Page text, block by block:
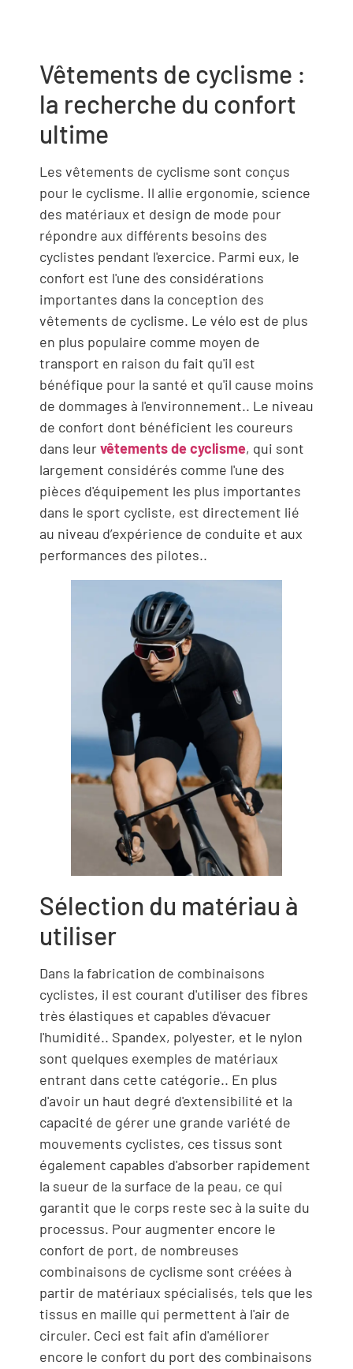
Vêtements de cyclisme :
la recherche du confort
ultime
Les vêtements de cyclisme sont conçus
pour le cyclisme. Il allie ergonomie, science
des matériaux et design de mode pour
répondre aux différents besoins des
cyclistes pendant l'exercice. Parmi eux, le
confort est l'une des considérations
importantes dans la conception des
vêtements de cyclisme. Le vélo est de plus
en plus populaire comme moyen de
transport en raison du fait qu'il est
bénéfique pour la santé et qu'il cause moins
de dommages à l'environnement.. Le niveau
de confort dont bénéficient les coureurs
dans leurvêtements de cyclisme, qui sont
largement considérés comme l'une des
pièces d'équipement les plus importantes
dans le sport cycliste, est directement lié
au niveau d’expérience de conduite et aux
performances des pilotes..
Sélection du matériau à
utiliser
Dans la fabrication de combinaisons
cyclistes, il est courant d'utiliser des fibres
très élastiques et capables d'évacuer
l'humidité.. Spandex, polyester, et le nylon
sont quelques exemples de matériaux
entrant dans cette catégorie.. En plus
d'avoir un haut degré d'extensibilité et la
capacité de gérer une grande variété de
mouvements cyclistes, ces tissus sont
également capables d'absorber rapidement
la sueur de la surface de la peau, ce qui
garantit que le corps reste sec à la suite du
processus. Pour augmenter encore le
confort de port, de nombreuses
combinaisons de cyclisme sont créées à
partir de matériaux spécialisés, tels que les
tissus en maille qui permettent à l'air de
circuler. Ceci est fait afin d'améliorer
encore le confort du port des combinaisons